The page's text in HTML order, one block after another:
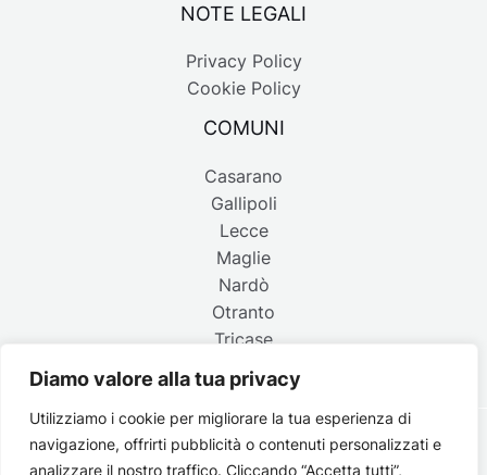
Diamo valore alla tua privacy
Utilizziamo i cookie per migliorare la tua esperienza di
navigazione, offrirti pubblicità o contenuti personalizzati e
analizzare il nostro traffico. Cliccando “Accetta tutti”,
NOTE LEGALI
Privacy Policy
Cookie Policy
COMUNI
Casarano
Gallipoli
Lecce
Maglie
Nardò
Otranto
Tricase
Copyright © 2026 Belpaese | Periodico d'informazione del